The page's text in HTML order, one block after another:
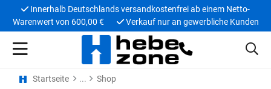
Innerhalb Deutschlands versandkostenfrei ab einem Netto-
Warenwert von 600,00 €
Verkauf nur an gewerbliche Kunden
Startseite Shop